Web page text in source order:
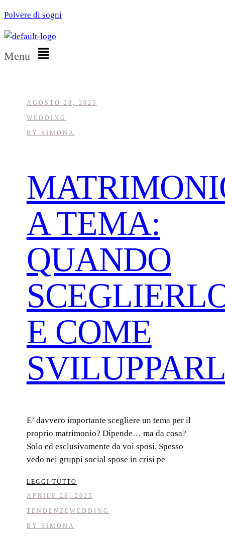
Polvere di sogni
Menu
AGOSTO 28, 2025
WEDDING
BY SIMONA
A TEMA:
QUANDO
E COME
E’ davvero importante scegliere un tema per il
proprio matrimonio? Dipende… ma da cosa?
Solo ed esclusivamente da voi sposi. Spesso
vedo nei gruppi social spose in crisi pe
LEGGI TUTTO
APRILE 26, 2025
TENDENZE WEDDING
BY SIMONA